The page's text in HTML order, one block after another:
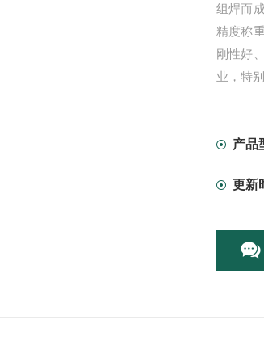
组焊而
精度称
刚性好
业，特
产品
更新